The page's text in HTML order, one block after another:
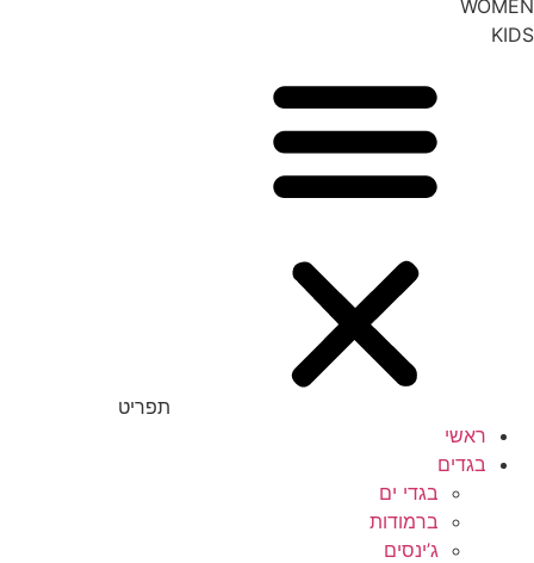
WOMEN
KIDS
תפריט
ראשי
בגדים
בגדי ים
ברמודות
ג’ינסים